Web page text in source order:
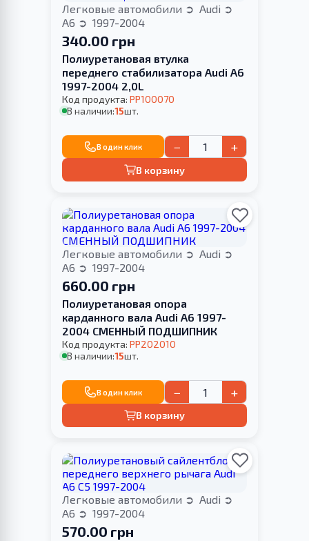
Легковые автомобили
Audi
A6
1997-2004
340.00 грн
Полиуретановая втулка
переднего стабилизатора Audi A6
1997-2004 2,0L
Код продукта: PP100070
В наличии:15шт.
В один клик − +
В корзину
Легковые автомобили
Audi
A6
1997-2004
660.00 грн
Полиуретановая опора
карданного вала Audi A6 1997-
2004 СМЕННЫЙ ПОДШИПНИК
Код продукта: PP202010
В наличии:15шт.
В один клик − +
В корзину
Легковые автомобили
Audi
A6
1997-2004
570.00 грн